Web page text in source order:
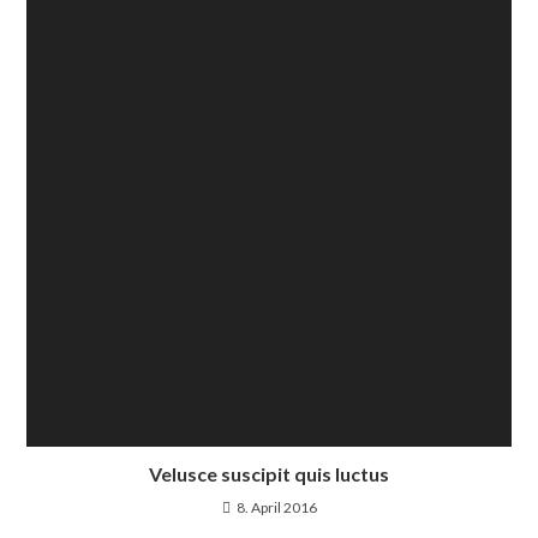
Velusce suscipit quis luctus
8. April 2016